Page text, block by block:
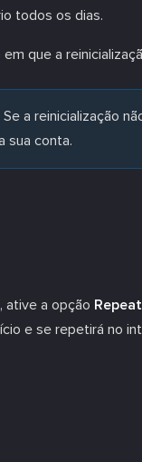
todos os dias.
que a
a reinicialização
sua conta.
ative a opção
e se repetirá no